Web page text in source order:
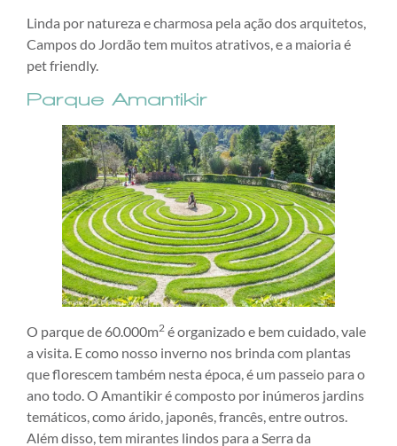
Linda por natureza e charmosa pela ação dos arquitetos,
Campos do Jordão tem muitos atrativos, e a maioria é
pet friendly.
Parque Amantikir
O parque de 60.000m2 é organizado e bem cuidado, vale
a visita. E como nosso inverno nos brinda com plantas
que florescem também nesta época, é um passeio para o
ano todo. O Amantikir é composto por inúmeros jardins
temáticos, como árido, japonês, francês, entre outros.
Além disso, tem mirantes lindos para a Serra da